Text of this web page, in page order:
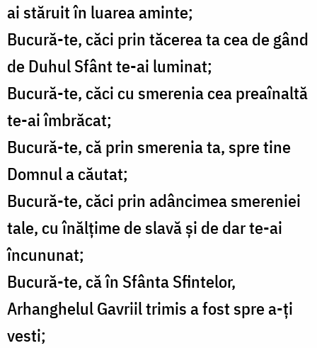
ai stăruit în luarea aminte;
Bucură-te, căci prin tăcerea ta cea de gând
de Duhul Sfânt te-ai luminat;
Bucură-te, căci cu smerenia cea preaînaltă
te-ai îmbrăcat;
Bucură-te, că prin smerenia ta, spre tine
Domnul a căutat;
Bucură-te, căci prin adâncimea smereniei
tale, cu înălțime de slavă și de dar te-ai
încununat;
Bucură-te, că în Sfânta Sfintelor,
Arhanghelul Gavriil trimis a fost spre a-ți
vesti;